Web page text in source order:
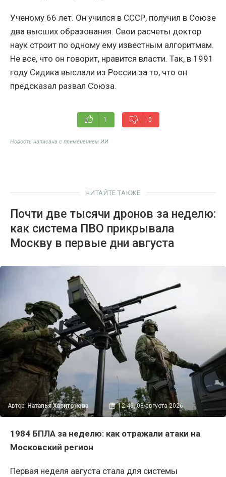
Ученому 66 лет. Он учился в СССР, получил в Союзе
два высших образования. Свои расчеты доктор
наук строит по одному ему известным алгоритмам.
Не все, что он говорит, нравится власти. Так, в 1991
году Сидика выслали из России за то, что он
предсказал развал Союза.
1 0
Новость написана с применением ИИ
ЧИТАЙТЕ ТАКЖЕ
Почти две тысячи дронов за неделю:
как система ПВО прикрывала
Москву в первые дни августа
Автор: Наталья Харитонова 12:46, 08 августа 2026
1984 БПЛА за неделю: как отражали атаки на
Московский регион
Первая неделя августа стала для системы